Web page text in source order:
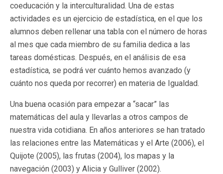
coeducación y la interculturalidad. Una de estas
actividades es un ejercicio de estadística, en el que los
alumnos deben rellenar una tabla con el número de horas
al mes que cada miembro de su familia dedica a las
tareas domésticas. Después, en el análisis de esa
estadística, se podrá ver cuánto hemos avanzado (y
cuánto nos queda por recorrer) en materia de Igualdad.
Una buena ocasión para empezar a “sacar” las
matemáticas del aula y llevarlas a otros campos de
nuestra vida cotidiana. En años anteriores se han tratado
las relaciones entre las Matemáticas y el Arte (2006), el
Quijote (2005), las frutas (2004), los mapas y la
navegación (2003) y Alicia y Gulliver (2002).